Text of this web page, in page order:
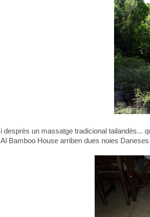
i desprès un massatge tradicional tailandès...
Al Bamboo House arriben dues noies